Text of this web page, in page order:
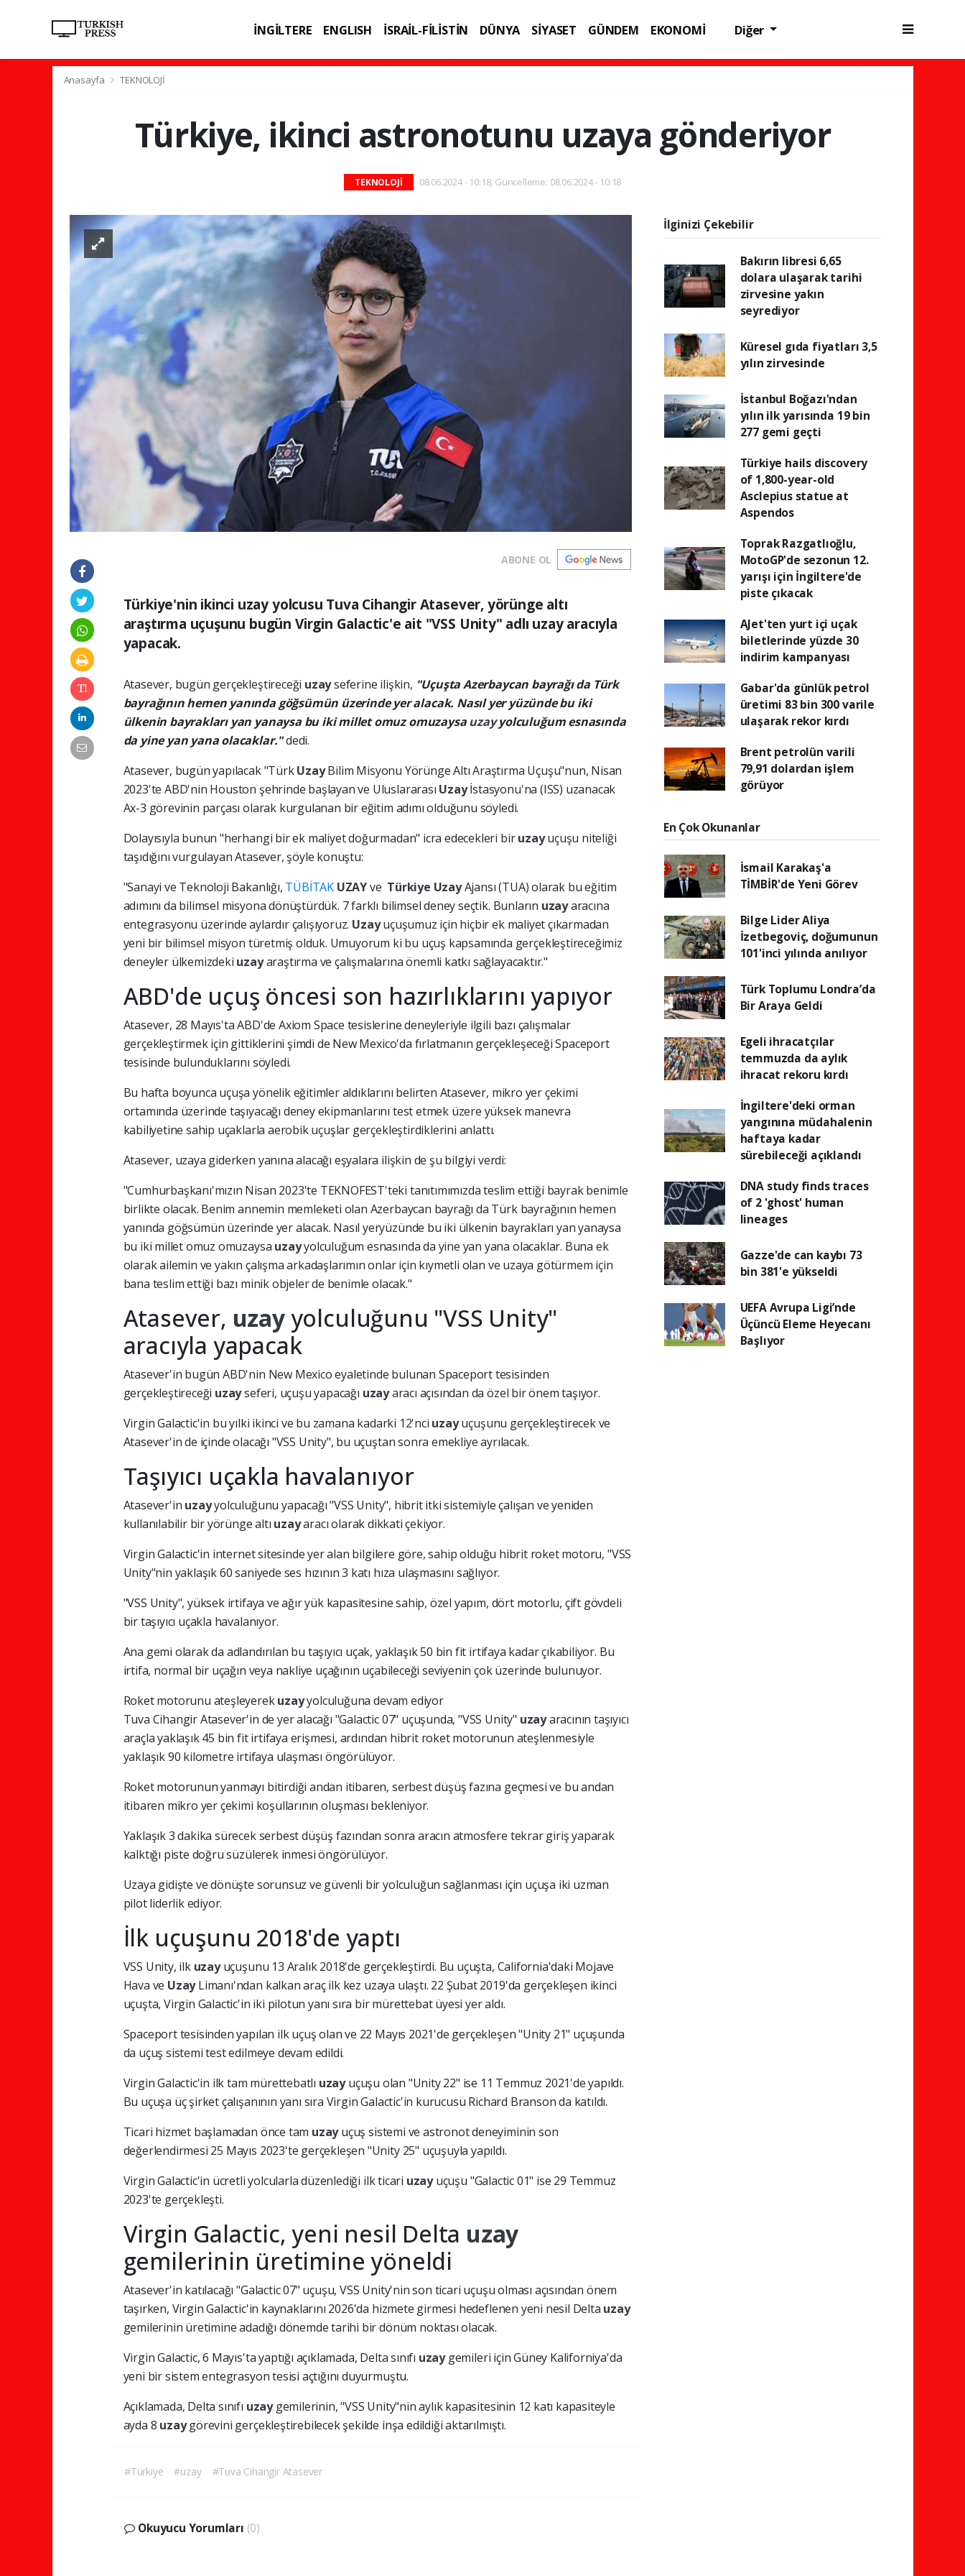
İNGİLTERE ENGLISH İSRAİL-FİLİSTİN DÜNYA SİYASET GÜNDEM
EKONOMİ
Diğer
Anasayfa TEKNOLOJİ
Türkiye, ikinci astronotunu uzaya gönderiyor
TEKNOLOJİ 08.06.2024 - 10:18, Güncelleme: 08.06.2024 - 10:18
ABONE OL
Türkiye'nin ikinci uzay yolcusu Tuva Cihangir Atasever, yörünge altı
araştırma uçuşunu bugün Virgin Galactic'e ait "VSS Unity" adlı uzay aracıyla
yapacak.
Atasever, bugün gerçekleştireceği uzayseferine ilişkin, "Uçuşta Azerbaycan bayrağı da Türk
bayrağının hemen yanında göğsümün üzerinde yer alacak. Nasıl yer yüzünde bu iki
ülkenin bayrakları yan yanaysa bu iki millet omuz omuzaysauzayyolculuğum esnasında
da yine yan yana olacaklar."dedi.
Atasever, bugün yapılacak "TürkUzayBilim Misyonu Yörünge Altı Araştırma Uçuşu"nun, Nisan
2023'te ABD'nin Houston şehrinde başlayan ve Uluslararası Uzayİstasyonu'na (ISS) uzanacak
Ax-3 görevinin parçası olarak kurgulanan bir eğitim adımı olduğunu söyledi.
Dolayısıyla bunun "herhangi bir ek maliyet doğurmadan" icra edecekleri biruzayuçuşu niteliği
taşıdığını vurgulayan Atasever, şöyle konuştu:
"Sanayi ve Teknoloji Bakanlığı, TÜBİTAK UZAYve Türkiye UzayAjansı (TUA) olarak bu eğitim
adımını da bilimsel misyona dönüştürdük. 7 farklı bilimsel deney seçtik. Bunların uzayaracına
entegrasyonu üzerinde aylardır çalışıyoruz. Uzayuçuşumuz için hiçbir ek maliyet çıkarmadan
yeni bir bilimsel misyon türetmiş olduk. Umuyorum ki bu uçuş kapsamında gerçekleştireceğimiz
deneyler ülkemizdeki uzayaraştırma ve çalışmalarına önemli katkı sağlayacaktır."
ABD'de uçuş öncesi son hazırlıklarını yapıyor
Atasever, 28 Mayıs'ta ABD'de Axiom Space tesislerine deneyleriyle ilgili bazı çalışmalar
gerçekleştirmek için gittiklerini şimdi de New Mexico'da fırlatmanın gerçekleşeceği Spaceport
tesisinde bulunduklarını söyledi.
Bu hafta boyunca uçuşa yönelik eğitimler aldıklarını belirten Atasever, mikro yer çekimi
ortamında üzerinde taşıyacağı deney ekipmanlarını test etmek üzere yüksek manevra
kabiliyetine sahip uçaklarla aerobik uçuşlar gerçekleştirdiklerini anlattı.
Atasever, uzaya giderken yanına alacağı eşyalara ilişkin de şu bilgiyi verdi:
"Cumhurbaşkanı'mızın Nisan 2023'te TEKNOFEST'teki tanıtımımızda teslim ettiği bayrak benimle
birlikte olacak. Benim annemin memleketi olan Azerbaycan bayrağı da Türk bayrağının hemen
yanında göğsümün üzerinde yer alacak. Nasıl yeryüzünde bu iki ülkenin bayrakları yan yanaysa
bu iki millet omuz omuzaysa uzayyolculuğum esnasında da yine yan yana olacaklar. Buna ek
olarak ailemin ve yakın çalışma arkadaşlarımın onlar için kıymetli olan ve uzaya götürmem için
bana teslim ettiği bazı minik objeler de benimle olacak."
Atasever, uzayyolculuğunu "VSS Unity"
aracıyla yapacak
Atasever'in bugün ABD'nin New Mexico eyaletinde bulunan Spaceport tesisinden
gerçekleştireceği uzayseferi, uçuşu yapacağı uzayaracı açısından da özel bir önem taşıyor.
Virgin Galactic'in bu yılki ikinci ve bu zamana kadarki 12'nci uzayuçuşunu gerçekleştirecek ve
Atasever'in de içinde olacağı "VSS Unity", bu uçuştan sonra emekliye ayrılacak.
Taşıyıcı uçakla havalanıyor
Atasever'in uzayyolculuğunu yapacağı "VSS Unity", hibrit itki sistemiyle çalışan ve yeniden
kullanılabilir bir yörünge altı uzayaracı olarak dikkati çekiyor.
Virgin Galactic'in internet sitesinde yer alan bilgilere göre, sahip olduğu hibrit roket motoru, "VSS
Unity"nin yaklaşık 60 saniyede ses hızının 3 katı hıza ulaşmasını sağlıyor.
"VSS Unity", yüksek irtifaya ve ağır yük kapasitesine sahip, özel yapım, dört motorlu, çift gövdeli
bir taşıyıcı uçakla havalanıyor.
Ana gemi olarak da adlandırılan bu taşıyıcı uçak, yaklaşık 50 bin fit irtifaya kadar çıkabiliyor. Bu
irtifa, normal bir uçağın veya nakliye uçağının uçabileceği seviyenin çok üzerinde bulunuyor.
Roket motorunu ateşleyerekuzayyolculuğuna devam ediyor
Tuva Cihangir Atasever'in de yer alacağı "Galactic 07" uçuşunda, "VSS Unity" uzayaracının taşıyıcı
araçla yaklaşık 45 bin fit irtifaya erişmesi, ardından hibrit roket motorunun ateşlenmesiyle
yaklaşık 90 kilometre irtifaya ulaşması öngörülüyor.
Roket motorunun yanmayı bitirdiği andan itibaren, serbest düşüş fazına geçmesi ve bu andan
itibaren mikro yer çekimi koşullarının oluşması bekleniyor.
Yaklaşık 3 dakika sürecek serbest düşüş fazından sonra aracın atmosfere tekrar giriş yaparak
kalktığı piste doğru süzülerek inmesi öngörülüyor.
Uzaya gidişte ve dönüşte sorunsuz ve güvenli bir yolculuğun sağlanması için uçuşa iki uzman
pilot liderlik ediyor.
İlk uçuşunu 2018'de yaptı
VSS Unity, ilk uzayuçuşunu 13 Aralık 2018'de gerçekleştirdi. Bu uçuşta, California'daki Mojave
Hava ve UzayLimanı'ndan kalkan araç ilk kez uzaya ulaştı. 22 Şubat 2019'da gerçekleşen ikinci
uçuşta, Virgin Galactic'in iki pilotun yanı sıra bir mürettebat üyesi yer aldı.
Spaceport tesisinden yapılan ilk uçuş olan ve 22 Mayıs 2021'de gerçekleşen "Unity 21" uçuşunda
da uçuş sistemi test edilmeye devam edildi.
Virgin Galactic'in ilk tam mürettebatlı uzayuçuşu olan "Unity 22" ise 11 Temmuz 2021'de yapıldı.
Bu uçuşa üç şirket çalışanının yanı sıra Virgin Galactic'in kurucusu Richard Branson da katıldı.
Ticari hizmet başlamadan önce tam uzayuçuş sistemi ve astronot deneyiminin son
değerlendirmesi 25 Mayıs 2023'te gerçekleşen "Unity 25" uçuşuyla yapıldı.
Virgin Galactic'in ücretli yolcularla düzenlediği ilk ticari uzayuçuşu "Galactic 01" ise 29 Temmuz
2023'te gerçekleşti.
Virgin Galactic, yeni nesil Delta uzay
gemilerinin üretimine yöneldi
Atasever'in katılacağı "Galactic 07" uçuşu, VSS Unity'nin son ticari uçuşu olması açısından önem
taşırken, Virgin Galactic'in kaynaklarını 2026'da hizmete girmesi hedeflenen yeni nesil Delta uzay
gemilerinin üretimine adadığı dönemde tarihi bir dönüm noktası olacak.
Virgin Galactic, 6 Mayıs'ta yaptığı açıklamada, Delta sınıfı uzaygemileri için Güney Kaliforniya'da
yeni bir sistem entegrasyon tesisi açtığını duyurmuştu.
Açıklamada, Delta sınıfı uzaygemilerinin, "VSS Unity"nin aylık kapasitesinin 12 katı kapasiteyle
ayda 8 uzaygörevini gerçekleştirebilecek şekilde inşa edildiği aktarılmıştı.
#Türkiye #uzay #Tuva Cihangir Atasever
Okuyucu Yorumları (0)
İlginizi Çekebilir
Bakırın libresi 6,65
dolara ulaşarak tarihi
zirvesine yakın
seyrediyor
Küresel gıda fiyatları 3,5
yılın zirvesinde
İstanbul Boğazı'ndan
yılın ilk yarısında 19 bin
277 gemi geçti
Türkiye hails discovery
of 1,800-year-old
Asclepius statue at
Aspendos
Toprak Razgatlıoğlu,
MotoGP'de sezonun 12.
yarışı için İngiltere'de
piste çıkacak
AJet'ten yurt içi uçak
biletlerinde yüzde 30
indirim kampanyası
Gabar'da günlük petrol
üretimi 83 bin 300 varile
ulaşarak rekor kırdı
Brent petrolün varili
79,91 dolardan işlem
görüyor
En Çok Okunanlar
İsmail Karakaş'a
TİMBİR'de Yeni Görev
Bilge Lider Aliya
İzetbegoviç, doğumunun
101'inci yılında anılıyor
Türk Toplumu Londra’da
Bir Araya Geldi
Egeli ihracatçılar
temmuzda da aylık
ihracat rekoru kırdı
İngiltere'deki orman
yangınına müdahalenin
haftaya kadar
sürebileceği açıklandı
DNA study finds traces
of 2 'ghost' human
lineages
Gazze'de can kaybı 73
bin 381'e yükseldi
UEFA Avrupa Ligi’nde
Üçüncü Eleme Heyecanı
Başlıyor